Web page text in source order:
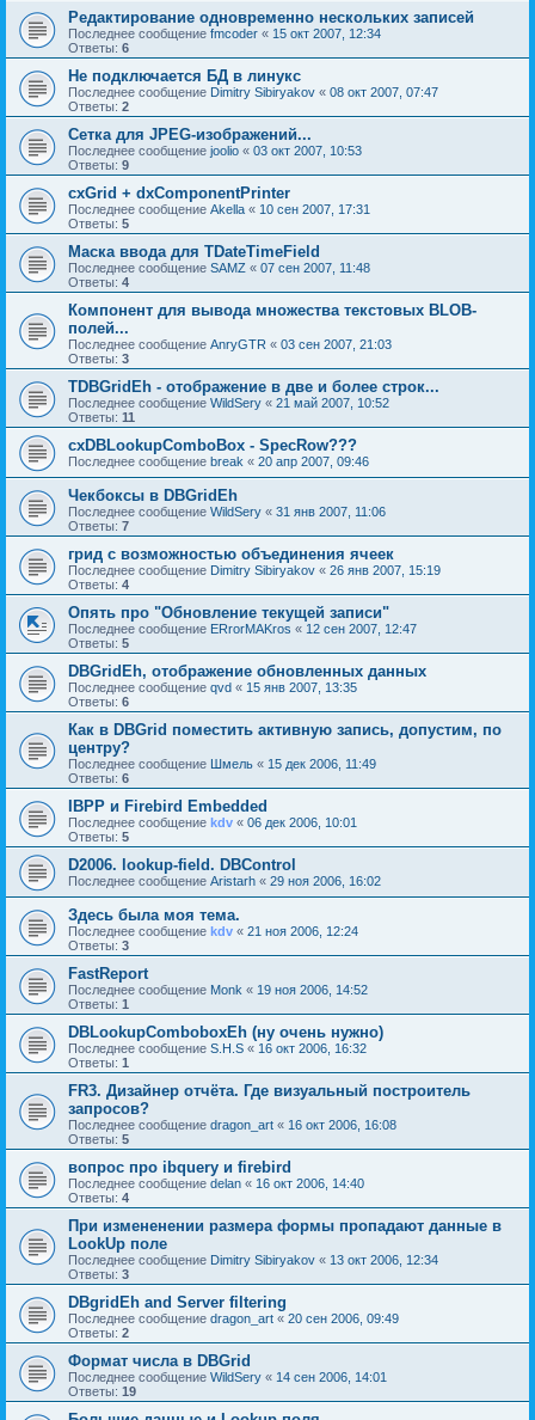
Редактирование одновременно нескольких записей
Последнее сообщение fmcoder « 15 окт 2007, 12:34
Ответы: 6
Не подключается БД в линукс
Последнее сообщение Dimitry Sibiryakov « 08 окт 2007, 07:47
Ответы: 2
Сетка для JPEG-изображений...
Последнее сообщение joolio « 03 окт 2007, 10:53
Ответы: 9
cxGrid + dxComponentPrinter
Последнее сообщение Akella « 10 сен 2007, 17:31
Ответы: 5
Маска ввода для TDateTimeField
Последнее сообщение SAMZ « 07 сен 2007, 11:48
Ответы: 4
Компонент для вывода множества текстовых BLOB-
полей...
Последнее сообщение AnryGTR « 03 сен 2007, 21:03
Ответы: 3
TDBGridEh - отображение в две и более строк...
Последнее сообщение WildSery « 21 май 2007, 10:52
Ответы: 11
cxDBLookupComboBox - SpecRow???
Последнее сообщение break « 20 апр 2007, 09:46
Чекбоксы в DBGridEh
Последнее сообщение WildSery « 31 янв 2007, 11:06
Ответы: 7
грид с возможностью объединения ячеек
Последнее сообщение Dimitry Sibiryakov « 26 янв 2007, 15:19
Ответы: 4
Опять про "Обновление текущей записи"
Последнее сообщение ERrorMAKros « 12 сен 2007, 12:47
Ответы: 5
DBGridEh, отображение обновленных данных
Последнее сообщение qvd « 15 янв 2007, 13:35
Ответы: 6
Как в DBGrid поместить активную запись, допустим, по
центру?
Последнее сообщение Шмель « 15 дек 2006, 11:49
Ответы: 6
IBPP и Firebird Embedded
Последнее сообщение kdv « 06 дек 2006, 10:01
Ответы: 5
D2006. lookup-field. DBControl
Последнее сообщение Aristarh « 29 ноя 2006, 16:02
Здесь была моя тема.
Последнее сообщение kdv « 21 ноя 2006, 12:24
Ответы: 3
FastReport
Последнее сообщение Monk « 19 ноя 2006, 14:52
Ответы: 1
DBLookupComboboxEh (ну очень нужно)
Последнее сообщение S.H.S « 16 окт 2006, 16:32
Ответы: 1
FR3. Дизайнер отчёта. Где визуальный построитель
запросов?
Последнее сообщение dragon_art « 16 окт 2006, 16:08
Ответы: 5
вопрос про ibquery и firebird
Последнее сообщение delan « 16 окт 2006, 14:40
Ответы: 4
При измененении размера формы пропадают данные в
LookUp поле
Последнее сообщение Dimitry Sibiryakov « 13 окт 2006, 12:34
Ответы: 3
DBgridEh and Server filtering
Последнее сообщение dragon_art « 20 сен 2006, 09:49
Ответы: 2
Формат числа в DBGrid
Последнее сообщение WildSery « 14 сен 2006, 14:01
Ответы: 19